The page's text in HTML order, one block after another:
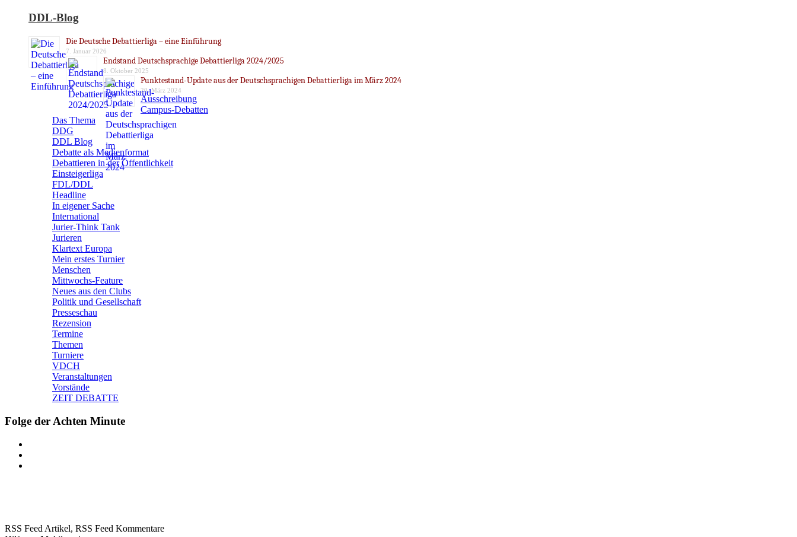
DDL-Blog
Die Deutsche Debattierliga – eine Einführung
7. Januar 2026
Endstand Deutschsprachige Debattierliga 2024/2025
8. Oktober 2025
Punktestand-Update aus der Deutschsprachigen Debattierliga im März 2024
20. März 2024
Ausschreibung
Campus-Debatten
Das Thema
DDG
DDL Blog
Debatte als Medienformat
Debattieren in der Öffentlichkeit
Einsteigerliga
FDL/DDL
Headline
In eigener Sache
International
Jurier-Think Tank
Jurieren
Klartext Europa
Mein erstes Turnier
Menschen
Mittwochs-Feature
Neues aus den Clubs
Politik und Gesellschaft
Presseschau
Rezension
Termine
Themen
Turniere
VDCH
Veranstaltungen
Vorstände
ZEIT DEBATTE
Folge der Achten Minute
RSS Feed Artikel, RSS Feed Kommentare